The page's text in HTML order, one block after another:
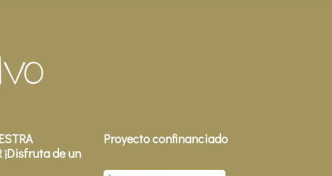
¡Disfruta de un
Proyecto confinanciado